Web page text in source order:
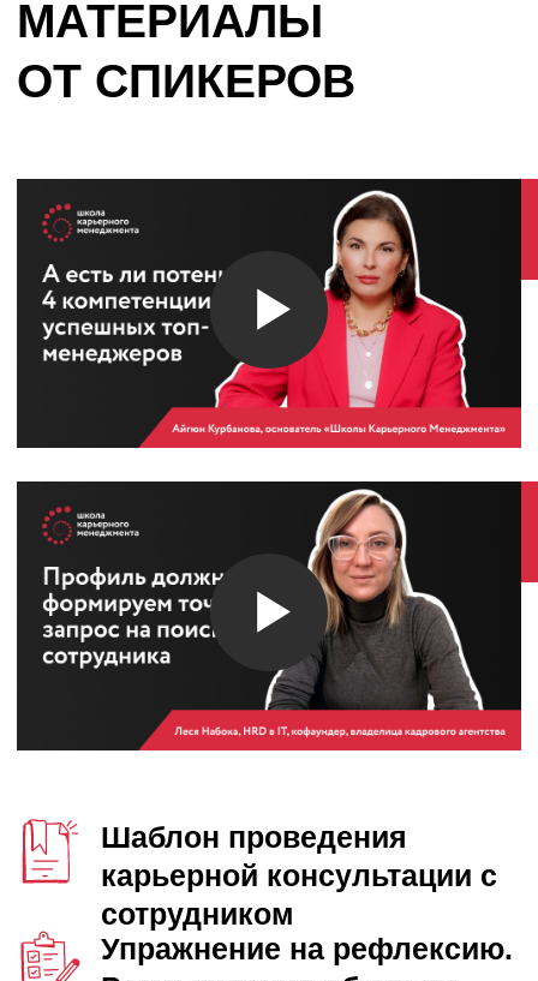
Шаблон проведения
карьерной консультации с
сотрудником
Упражнение на рефлексию.
Размышления об опыте
работы и карьеры
СКАЧАТЬ МАТЕРИАЛЫ
ПОДРОБНЕЕ О КУРСЕ
ХОЧЕШЬ УЗНАТЬ
РУКОВОДИТЕЛЬ И
КАК ВЕСТИ ДИАЛОГИ
С ПОДЧИНЁННЫМИ?